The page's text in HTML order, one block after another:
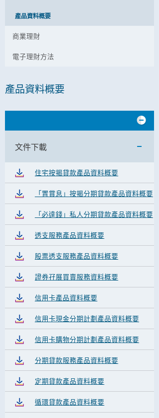
產品資料概要
商業理財
電子理財方法
產品資料概要
文件下載
住宅按揭貸款產品資料概要
「置賞息」按揭分期貸款產品資料概要
「必達錢」私人分期貸款產品資料概要
透支服務產品資料概要
股票透支服務產品資料概要
證券孖展買賣服務資料概要
信用卡產品資料概要
信用卡現金分期計劃產品資料概要
信用卡購物分期計劃產品資料概要
分期貸款服務產品資料概要
定期貸款產品資料概要
循環貸款產品資料概要